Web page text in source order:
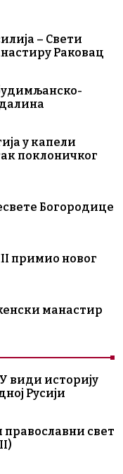
– Свети
Раковац
у капели
поклоничког
Богородице
примио новог
манастир
види историју
Русији
православни свет